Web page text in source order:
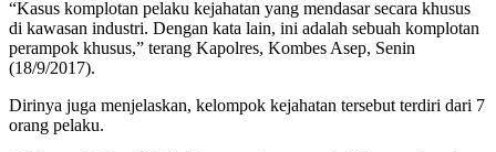
“Kasus komplotan pelaku kejahatan yang mendasar secara khusus
di kawasan industri. Dengan kata lain, ini adalah sebuah komplotan
perampok khusus,” terang Kapolres, Kombes Asep, Senin
(18/9/2017).
Dirinya juga menjelaskan, kelompok kejahatan tersebut terdiri dari 7
orang pelaku.